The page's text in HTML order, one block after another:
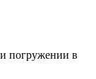
погружении в